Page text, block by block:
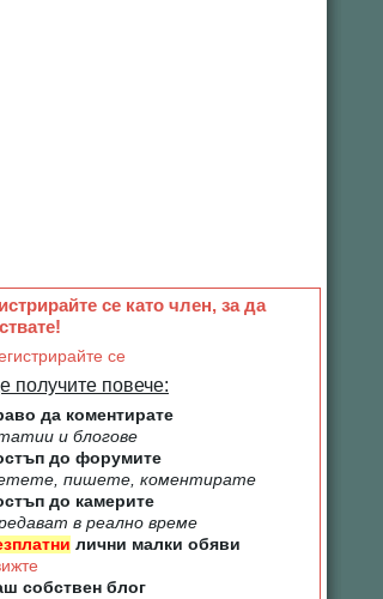
се като член, за да
получите повече:
да коментирате
и блогове
до форумите
пишете, коментирате
до камерите
в реално време
лични малки обяви
собствен блог